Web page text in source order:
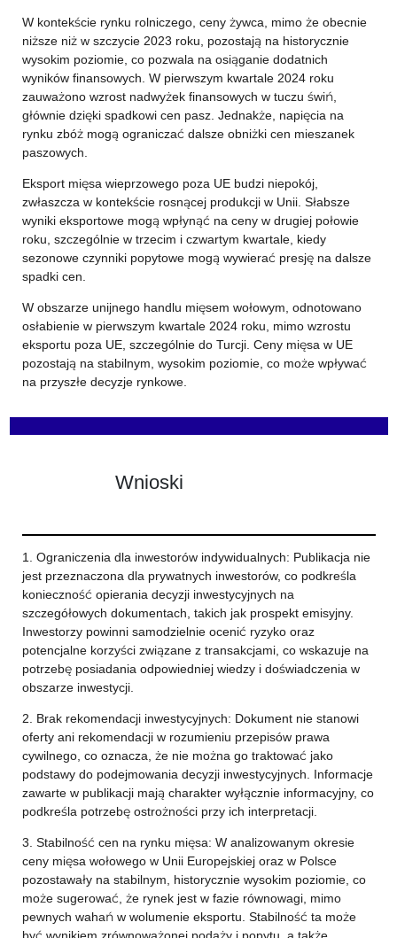
W kontekście rynku rolniczego, ceny żywca, mimo że obecnie
niższe niż w szczycie 2023 roku, pozostają na historycznie
wysokim poziomie, co pozwala na osiąganie dodatnich
wyników finansowych. W pierwszym kwartale 2024 roku
zauważono wzrost nadwyżek finansowych w tuczu świń,
głównie dzięki spadkowi cen pasz. Jednakże, napięcia na
rynku zbóż mogą ograniczać dalsze obniżki cen mieszanek
paszowych.
Eksport mięsa wieprzowego poza UE budzi niepokój,
zwłaszcza w kontekście rosnącej produkcji w Unii. Słabsze
wyniki eksportowe mogą wpłynąć na ceny w drugiej połowie
roku, szczególnie w trzecim i czwartym kwartale, kiedy
sezonowe czynniki popytowe mogą wywierać presję na dalsze
spadki cen.
W obszarze unijnego handlu mięsem wołowym, odnotowano
osłabienie w pierwszym kwartale 2024 roku, mimo wzrostu
eksportu poza UE, szczególnie do Turcji. Ceny mięsa w UE
pozostają na stabilnym, wysokim poziomie, co może wpływać
na przyszłe decyzje rynkowe.
Wnioski
1. Ograniczenia dla inwestorów indywidualnych: Publikacja nie
jest przeznaczona dla prywatnych inwestorów, co podkreśla
konieczność opierania decyzji inwestycyjnych na
szczegółowych dokumentach, takich jak prospekt emisyjny.
Inwestorzy powinni samodzielnie ocenić ryzyko oraz
potencjalne korzyści związane z transakcjami, co wskazuje na
potrzebę posiadania odpowiedniej wiedzy i doświadczenia w
obszarze inwestycji.
2. Brak rekomendacji inwestycyjnych: Dokument nie stanowi
oferty ani rekomendacji w rozumieniu przepisów prawa
cywilnego, co oznacza, że nie można go traktować jako
podstawy do podejmowania decyzji inwestycyjnych. Informacje
zawarte w publikacji mają charakter wyłącznie informacyjny, co
podkreśla potrzebę ostrożności przy ich interpretacji.
3. Stabilność cen na rynku mięsa: W analizowanym okresie
ceny mięsa wołowego w Unii Europejskiej oraz w Polsce
pozostawały na stabilnym, historycznie wysokim poziomie, co
może sugerować, że rynek jest w fazie równowagi, mimo
pewnych wahań w wolumenie eksportu. Stabilność ta może